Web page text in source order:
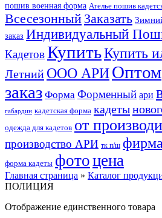
пошив военная форма Ателье пошив
Всесезонный Заказать
заказ Индивидуальный
КадетовКупитьКупить
Летний ООО АРИОптом
заказ Форма Форменный ари
габардин кадетская форма кадеты
одежда для кадетов от
производство АРИ тк п/ш
форма кадеты фотоцена
Главная страница » Каталог
ПОЛИЦИЯ
Отображение единственного товара